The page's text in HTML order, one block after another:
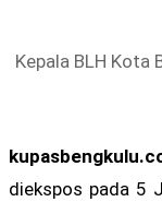
Kepala BLH Kota
diekspos pada 5